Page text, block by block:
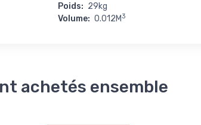
Poids: 29kg
Volume: 0.012M3
achetés ensemble